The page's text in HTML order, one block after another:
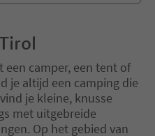
een camper, een tent of
je altijd een camping die
je kleine, knusse
met uitgebreide
Op het gebied van